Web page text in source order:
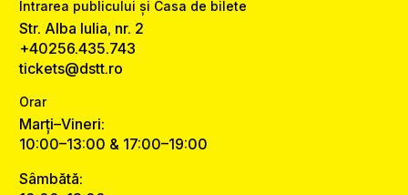
Intrarea publicului și Casa de bilete
Str. Alba Iulia, nr. 2
+40256.435.743
tickets@dstt.ro
Orar
Marți–Vineri:
10:00–13:00 & 17:00–19:00
Sâmbătă: